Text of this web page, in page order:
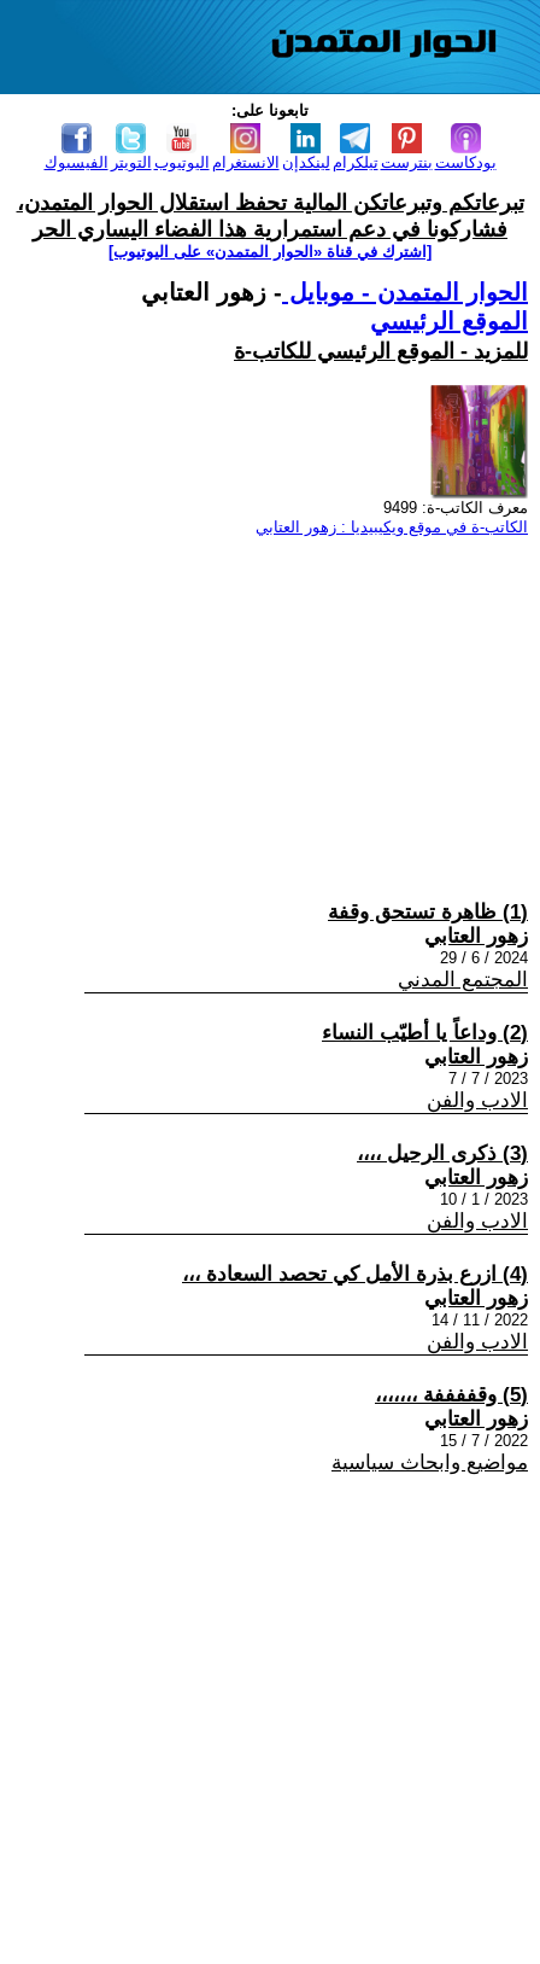
تابعونا على:
الفيسبوك التويتر اليوتيوب الانستغرام لينكدإن تيلكرامبنترست بودكاست
تبرعاتكم وتبرعاتكن المالية تحفظ استقلال الحوار المتمدن،
فشاركونا في دعم استمرارية هذا الفضاء اليساري الحر
[اشترك في قناة ‫«الحوار المتمدن» على اليوتيوب]
الحوار المتمدن - موبايل - زهور العتابي
الموقع الرئيسي
للمزيد - الموقع الرئيسي للكاتب-ة
معرف الكاتب-ة: 9499
الكاتب-ة في موقع ويكيبيديا : زهور العتابي
(1) ظاهرة تستحق وقفة
زهور العتابي
2024 / 6 / 29
المجتمع المدني
(2) وداعاً يا أطيّب النساء
زهور العتابي
2023 / 7 / 7
الادب والفن
(3) ذكرى الرحيل ،،،،
زهور العتابي
2023 / 1 / 10
الادب والفن
(4) ازرع بذرة الأمل كي تحصد السعادة ،،،
زهور العتابي
2022 / 11 / 14
الادب والفن
(5) وقففففة ،،،،،،،
زهور العتابي
2022 / 7 / 15
مواضيع وابحاث سياسية